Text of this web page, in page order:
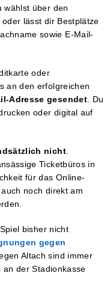
wählst über den
lässt dir Bestplätze
sowie E-Mail-
oder
an den erfolgreichen
Adresse gesendet. Du
oder digital auf
nicht.
Ticketbüros in
für das Online-
noch direkt am
bisher nicht
gegen
Altach sind immer
der Stadionkasse